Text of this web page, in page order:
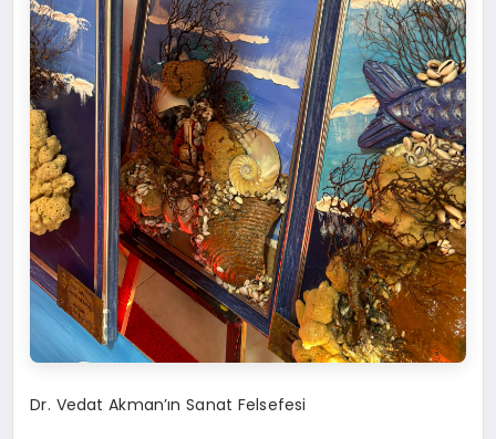
Dr. Vedat Akman’ın Sanat Felsefesi